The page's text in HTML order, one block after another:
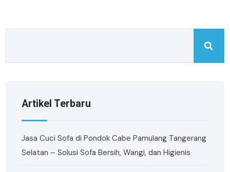
Artikel Terbaru
Jasa Cuci Sofa di Pondok Cabe Pamulang Tangerang
Selatan – Solusi Sofa Bersih, Wangi, dan Higienis